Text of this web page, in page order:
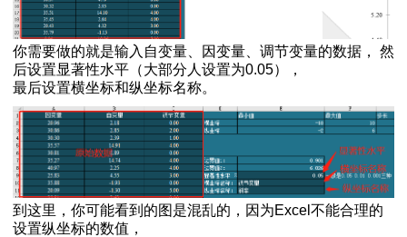
你需要做的就是输入自变量、因变量、调节变量的数据， 然
后设置显著性水平（大部分人设置为0.05），
最后设置横坐标和纵坐标名称。
到这里，你可能看到的图是混乱的，因为Excel不能合理的
设置纵坐标的数值，